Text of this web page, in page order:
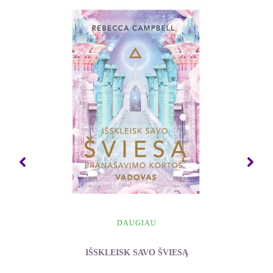
Jums yra gera žinia: pasipriešinimą galima paleisti
kaip ir bet kokią kitą būseną.
Pasipriešinimas kliudo judėti į priekį visose
gyvenimo srityse, jis neleidžia siekti laimės ir
tobulėti. Jeigu skaitydami šią knygą atlikote visas
iki šiol pateiktas užduotis, jau turite įvairių jausmų
paleidimo patirties. Turbūt atkreipėte dėmesį, jog
kartais norite ir galite paleisti iš savęs kokią nors
emociją, o kartais nusprendžiate, kad daug
paprasčiau padėti knygą į šalį ir užsiimti kokia nors
bet kokia– veikla. Kitaip sakant, pajuntate
artimiausiu keliu ėję link tikslo jūs nusukate į
DAUGIAU
IŠSKLEISK SAVO ŠVIESĄ